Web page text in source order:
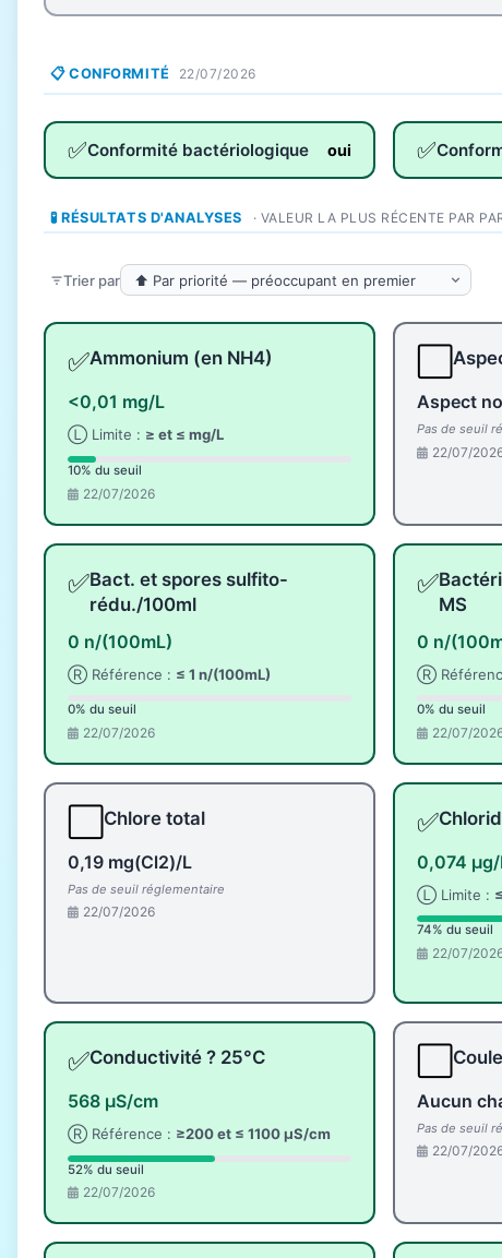
📋 CONFORMITÉ 22/07/2026
✅Conformité bactériologique oui ✅
🧪 RÉSULTATS D'ANALYSES · VALEUR LA PLUS RÉCENTE PAR
Trier par
✅Ammonium (en NH4)
<0,01 mg/L
Ⓛ Limite : ≥ et ≤ mg/L
10% du seuil
22/07/2026
Aspect
Pas de seuil
22/07/
✅Bact. et spores sulfito-
rédu./100ml
0 n/(100mL)
Ⓡ Référence : ≤ 1 n/(100mL)
0% du seuil
22/07/2026
✅
MS
0 n/
Ⓡ
0% du seuil
22/07/
Chlore total
0,19 mg(Cl2)/L
Pas de seuil réglementaire
22/07/2026
✅
0,074
Ⓛ Limite :
74% du seuil
22/07/
✅Conductivité ? 25°C
568 µS/cm
Ⓡ Référence : ≥200 et ≤ 1100 µS/cm
52% du seuil
22/07/2026
Aucun
Pas de seuil
22/07/